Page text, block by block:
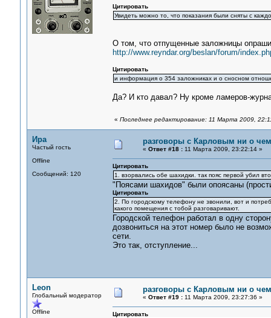
Цитировать
Увидеть можно то, что показания были сняты с
О том, что отпущенные заложницы
http://www.reyndar.org/beslan/forum/
Цитировать
и информация о 354 заложниках и о сносном
Да? И кто давал? Ну кроме ламеров-
« Последнее редактирование: 11 Марта 2009,
Ира
Частый гость
Offline
Сообщений: 120
разговоры с Карловым ни о
« Ответ #18 :11 Марта 2009, 23:22:14 »
Цитировать
1. взорвались обе шахидки. так пояс первой убил
"Поясами шахидов" были опоясаны
Цитировать
2. По городскому телефону не звонили, вот и
какого помещения с тобой разговаривают.
Городской телефон работал в одну
дозвониться на этот номер было не
сети.
Это так, отступление...
Leon
Глобальный модератор
Offline
разговоры с Карловым ни о
« Ответ #19 :11 Марта 2009, 23:27:36 »
Цитировать